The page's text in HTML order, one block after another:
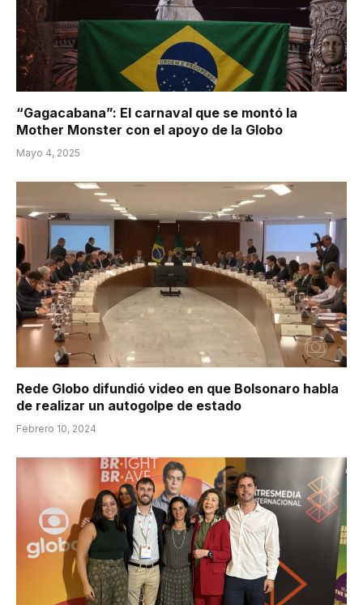
“Gagacabana”: El carnaval que se montó la
Mother Monster con el apoyo de la Globo
Mayo 4, 2025
Rede Globo difundió video en que Bolsonaro habla
de realizar un autogolpe de estado
Febrero 10, 2024